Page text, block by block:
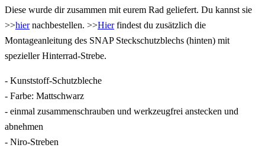
Diese wurde dir zusammen mit eurem Rad geliefert. Du kannst sie
>>hiernachbestellen. >>Hierfindest du zusätzlich die
Montageanleitung des SNAP Steckschutzblechs (hinten) mit
spezieller Hinterrad-Strebe.
- Kunststoff-Schutzbleche
- Farbe: Mattschwarz
- einmal zusammenschrauben und werkzeugfrei anstecken und
abnehmen
- Niro-Streben